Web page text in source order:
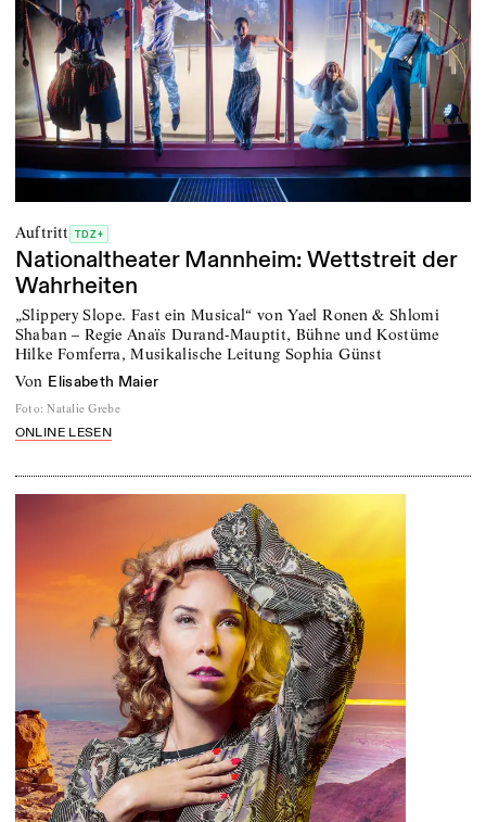
Auftritt TDZ+
Nationaltheater Mannheim: Wettstreit der
Wahrheiten
„Slippery Slope. Fast ein Musical“ von Yael Ronen & Shlomi
Shaban – Regie Anaïs Durand-Mauptit, Bühne und Kostüme
Hilke Fomferra, Musikalische Leitung Sophia Günst
von Elisabeth Maier
Foto: Natalie Grebe
ONLINE LESEN